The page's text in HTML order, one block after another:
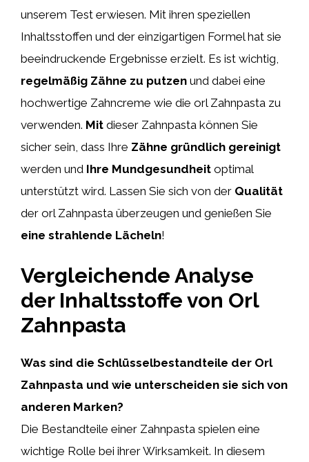
unserem Test erwiesen. Mit ihren speziellen
Inhaltsstoffen und der einzigartigen Formel hat sie
beeindruckende Ergebnisse erzielt. Es ist wichtig,
regelmäßig Zähne zu putzen und dabei eine
hochwertige Zahncreme wie die orl Zahnpasta zu
verwenden. Mit dieser Zahnpasta können Sie
sicher sein, dass Ihre Zähne gründlich gereinigt
werden und Ihre Mundgesundheit optimal
unterstützt wird. Lassen Sie sich von der Qualität
der orl Zahnpasta überzeugen und genießen Sie
eine strahlende Lächeln!
Vergleichende Analyse
der Inhaltsstoffe von Orl
Zahnpasta
Was sind die Schlüsselbestandteile der Orl
Zahnpasta und wie unterscheiden sie sich von
anderen Marken?
Die Bestandteile einer Zahnpasta spielen eine
wichtige Rolle bei ihrer Wirksamkeit. In diesem